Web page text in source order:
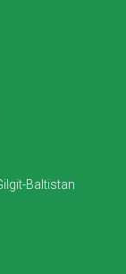
Baltistan